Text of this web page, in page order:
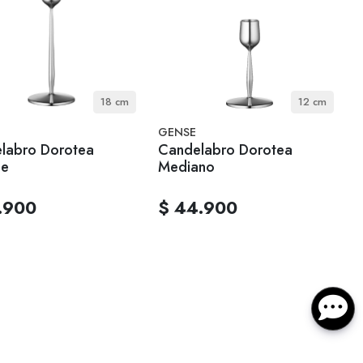
18 cm
Dorotea
12 cm
GENSE
Candelabro Dorotea
Mediano
$ 44.900